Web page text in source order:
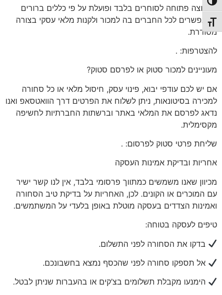
הפעל/כבה ניגודיות גבוהה
מתג גודל גופן
הקבוצה פתוחה לסוחרים בלבד ופועלת על פי כללים ברורים
המאפשרים לכל החברים בה למכור ולקנות מלאי עסקי בצורה
מסודרת.
להצטרפות: .
מעוניינים למכור סטוק או לפרסם סטוק?
אם יש לכם עודפי יבוא, פינוי עסק, חיסול מלאי או כל סחורה
למכירה בסיטונאות, ניתן לשלוח את הפרטים דרך הוואטסאפ ואנו
נדאג לפרסם את המלאי באתר וברשתות החברתיות לחשיפה
מקסימלית.
שליחת פרטי סטוק לפרסום: .
אחריות ובדיקת אמינות העסקה
מכיוון שאנו משמשים כמתווך פרסומי בלבד, אין לנו קשר ישיר
עם המוכרים או הקונים. לכן, האחריות על בדיקת טיב הסחורה
ואמינות הצדדים בעסקה מוטלת באופן בלעדי על המשתמשים.
טיפים לעסקה בטוחה:
בדקו את הסחורה לפני התשלום.
אל תספקו סחורה לפני שהכסף נמצא בחשבונכם.
הימנעו מקבלת תשלומים בצ’קים או בהעברות שניתן לבטל.